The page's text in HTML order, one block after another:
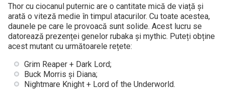
Thor cu ciocanul puternic are o cantitate mică de viață și
arată o viteză medie în timpul atacurilor. Cu toate acestea,
daunele pe care le provoacă sunt solide. Acest lucru se
datorează prezenței genelor rubaka și mythic. Puteți obține
acest mutant cu următoarele rețete:
Grim Reaper + Dark Lord;
Buck Morris și Diana;
Nightmare Knight + Lord of the Underworld.